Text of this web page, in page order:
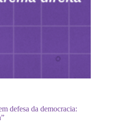
defesa da democracia: